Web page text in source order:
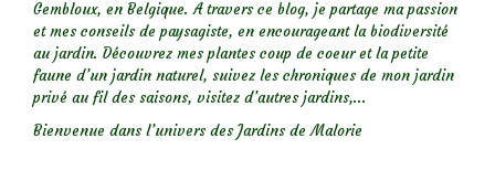
Gembloux, en Belgique. A travers ce blog, je partage ma passion
et mes conseils de paysagiste, en encourageant la biodiversité
au jardin. Découvrez mes plantes coup de coeur et la petite
faune d’un jardin naturel, suivez les chroniques de mon jardin
privé au fil des saisons, visitez d’autres jardins,...
Bienvenue dans l’univers des Jardins de Malorie